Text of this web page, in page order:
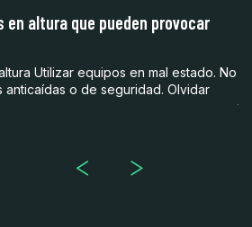
altura que pueden provocar
Utilizar equipos en mal estado. No
anticaídas o de seguridad. Olvidar